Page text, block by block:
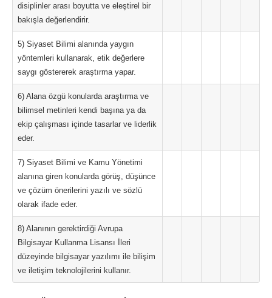
disiplinler arası boyutta ve eleştirel bir
bakışla değerlendirir.
5) Siyaset Bilimi alanında yaygın
yöntemleri kullanarak, etik değerlere
saygı göstererek araştırma yapar.
6) Alana özgü konularda araştırma ve
bilimsel metinleri kendi başına ya da
ekip çalışması içinde tasarlar ve liderlik
eder.
7) Siyaset Bilimi ve Kamu Yönetimi
alanına giren konularda görüş, düşünce
ve çözüm önerilerini yazılı ve sözlü
olarak ifade eder.
8) Alanının gerektirdiği Avrupa
Bilgisayar Kullanma Lisansı İleri
düzeyinde bilgisayar yazılımı ile bilişim
ve iletişim teknolojilerini kullanır.